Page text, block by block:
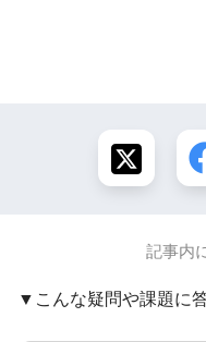
記事内
▼こんな疑問や課題に答